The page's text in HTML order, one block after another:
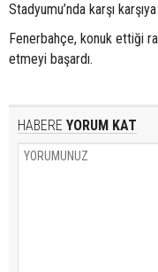
Stadyumu’nda karşı
Fenerbahçe, konuk ettiği
etmeyi başardı.
HABERE YORUM KAT